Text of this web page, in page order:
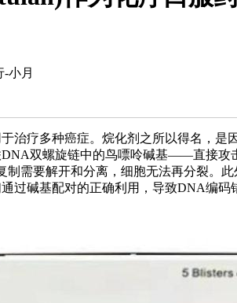
-小月
治疗多种癌症。烷化剂之所以得名，是
DNA双螺旋链中的鸟嘌呤碱基——直接
需要解开和分离，细胞无法再分裂。
过碱基配对的正确利用，导致DNA编码